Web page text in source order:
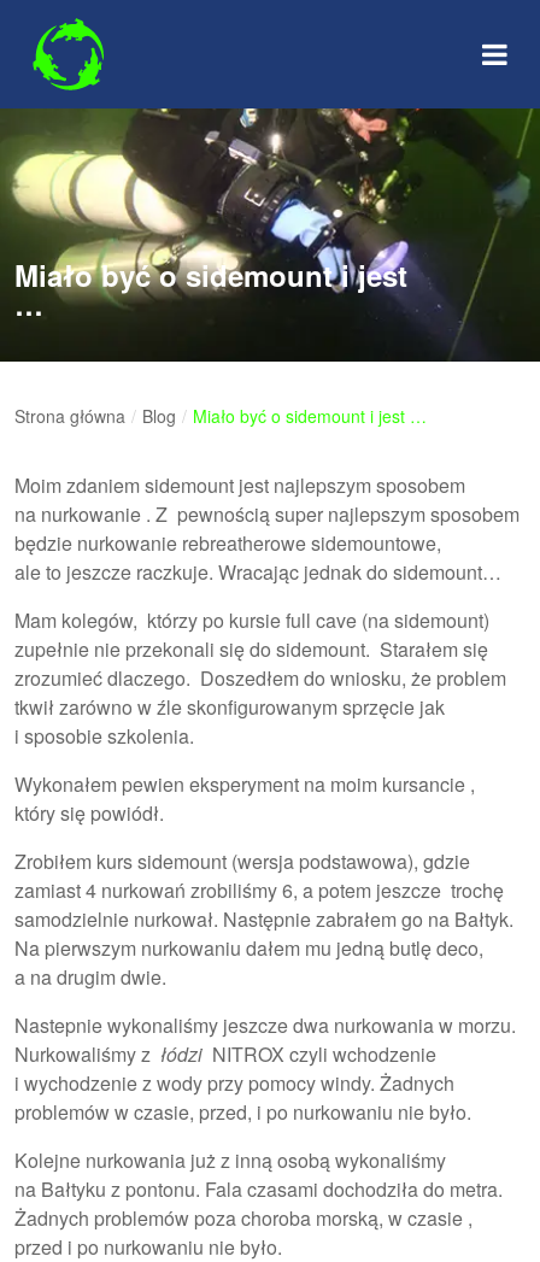
content
Miało być o sidemount i jest
…
Strona główna / Blog / Miało być o sidemount i jest …
Moim zdaniem sidemount jest najlepszym sposobem
na nurkowanie . Z pewnością super najlepszym sposobem
będzie nurkowanie rebreatherowe sidemountowe,
ale to jeszcze raczkuje. Wracając jednak do sidemount…
Mam kolegów, którzy po kursie full cave (na sidemount)
zupełnie nie przekonali się do sidemount. Starałem się
zrozumieć dlaczego. Doszedłem do wniosku, że problem
tkwił zarówno w źle skonfigurowanym sprzęcie jak
i sposobie szkolenia.
Wykonałem pewien eksperyment na moim kursancie ,
który się powiódł.
Zrobiłem kurs sidemount (wersja podstawowa), gdzie
zamiast 4 nurkowań zrobiliśmy 6, a potem jeszcze trochę
samodzielnie nurkował. Następnie zabrałem go na Bałtyk.
Na pierwszym nurkowaniu dałem mu jedną butlę deco,
a na drugim dwie.
Nastepnie wykonaliśmy jeszcze dwa nurkowania w morzu.
Nurkowaliśmy z łódzi NITROX czyli wchodzenie
i wychodzenie z wody przy pomocy windy. Żadnych
problemów w czasie, przed, i po nurkowaniu nie było.
Kolejne nurkowania już z inną osobą wykonaliśmy
na Bałtyku z pontonu. Fala czasami dochodziła do metra.
Żadnych problemów poza choroba morską, w czasie ,
przed i po nurkowaniu nie było.